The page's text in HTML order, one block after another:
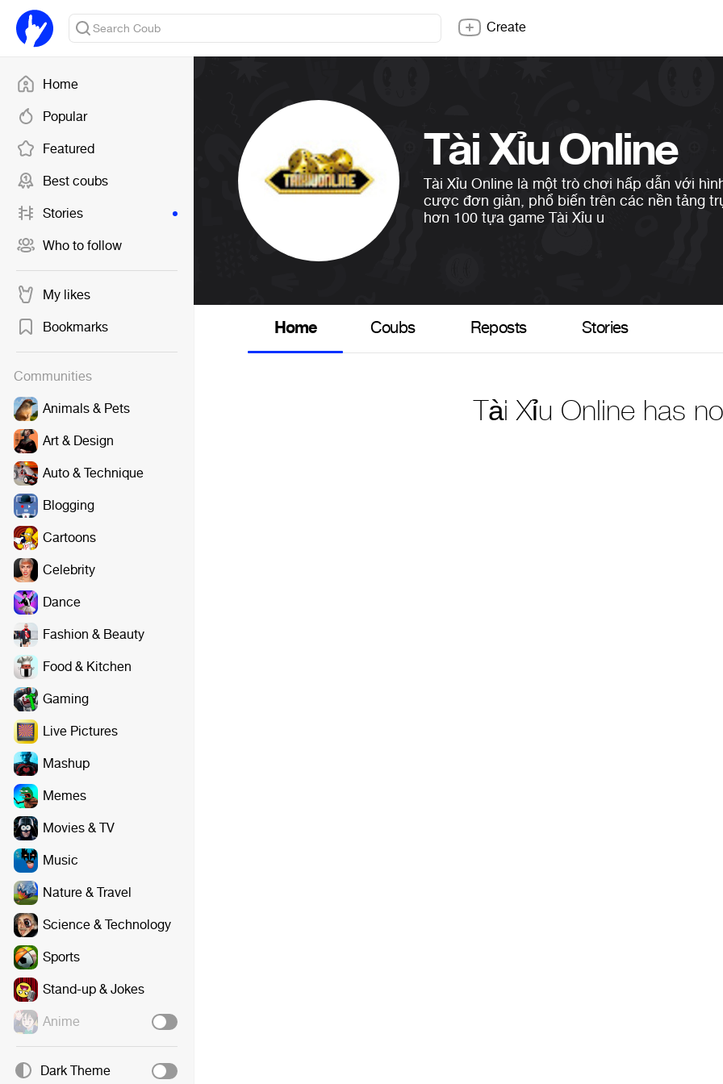
Home
Popular
Featured
Best coubs
Stories
Who to follow
My likes
Bookmarks
Communities
Animals & Pets
Art & Design
Auto & Technique
Blogging
Cartoons
Celebrity
Dance
Fashion & Beauty
Food & Kitchen
Gaming
Live Pictures
Mashup
Memes
Movies & TV
Music
Nature & Travel
Science & Technology
Sports
Stand-up & Jokes
Anime
Dark Theme
Create
Tài Xỉu Online
Tài Xỉu Online là một trò chơi hấp dẫn với
cược đơn giản, phổ biến trên các nền tảng
hơn 100 tựa game Tài Xỉu u
Home Coubs Reposts Stories
Tài Xỉu Online has